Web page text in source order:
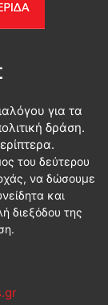
για τα
δράση.
του δεύτερου
να δώσουμε
και
διεξόδου της